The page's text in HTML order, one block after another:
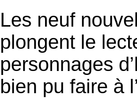
Les neuf
plongent le
personnages
bien pu faire à